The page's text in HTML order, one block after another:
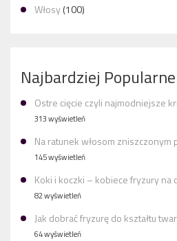
Włosy(100)
Najbardziej Popularne
Ostre cięcie czyli najmodniejsze
313 wyświetleń
Na ratunek włosom zniszczonym
145 wyświetleń
Koki i koczki – kobiece fryzury na
82 wyświetleń
Jak dobrać fryzurę do kształtu
64 wyświetleń